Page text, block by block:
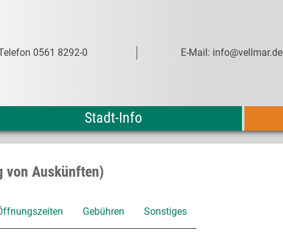
0561 8292-0 E-Mail: info@vellmar.de
Stadt-Info
von Auskünften)
Gebühren Sonstiges